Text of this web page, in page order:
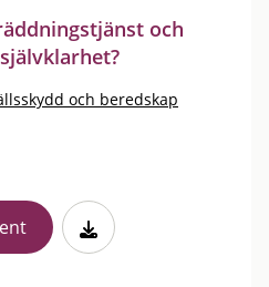
och
och beredskap